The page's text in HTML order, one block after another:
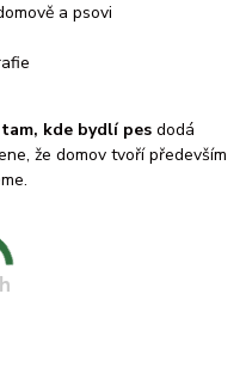
a psovi
kde bydlí pes dodá
že domov tvoří především